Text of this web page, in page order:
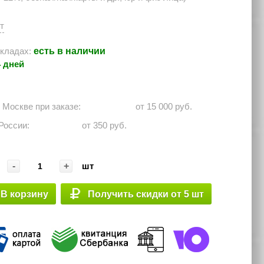
есть в наличии
дней
при заказе: ⠀⠀⠀⠀
от 15 000 руб.
от 350 руб.
- + шт
В корзину Получить скидки от 5 шт